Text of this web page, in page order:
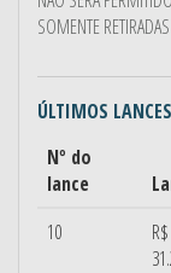
SOMENTE
ÚLTIMOS LANCES
Nº do
lance
10
R$